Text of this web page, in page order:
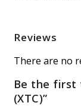
Reviews
There are no
Be the first
(XTC)”